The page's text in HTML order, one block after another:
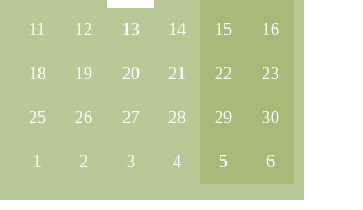
11 12 13 14 15 16
18 19 20 21 22 23
25 26 27 28 29 30
1 2 3 4 5 6